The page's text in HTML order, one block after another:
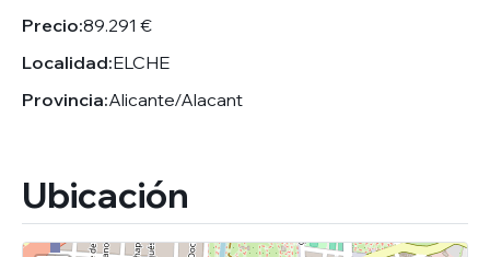
Precio:89.291 €
Localidad:ELCHE
Provincia:Alicante/Alacant
Ubicación